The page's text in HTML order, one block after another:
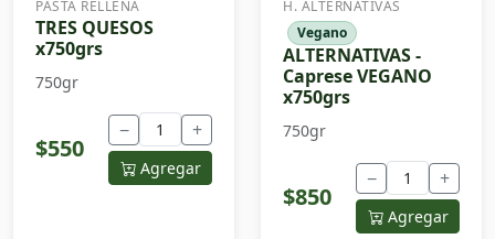
PASTA RELLENA
TRES QUESOS
x750grs
750gr
$550
− +
Agregar
H. ALTERNATIVAS
Vegano
ALTERNATIVAS -
Caprese VEGANO
x750grs
750gr
$850
− +
Agregar